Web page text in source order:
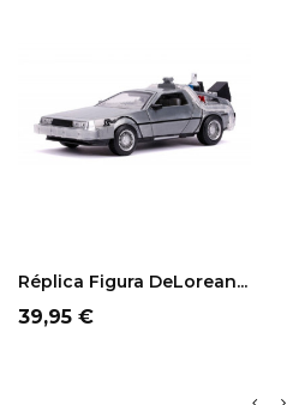
Réplica Figura DeLorean...
Precio
39,95 €